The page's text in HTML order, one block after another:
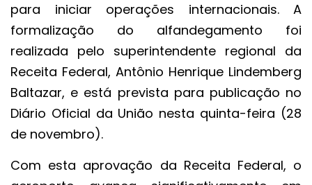
para iniciar operações internacionais. A
formalização do alfandegamento foi
realizada pelo superintendente regional da
Receita Federal, Antônio Henrique Lindemberg
Baltazar, e está prevista para publicação no
Diário Oficial da União nesta quinta-feira (28
de novembro).
Com esta aprovação da Receita Federal, o